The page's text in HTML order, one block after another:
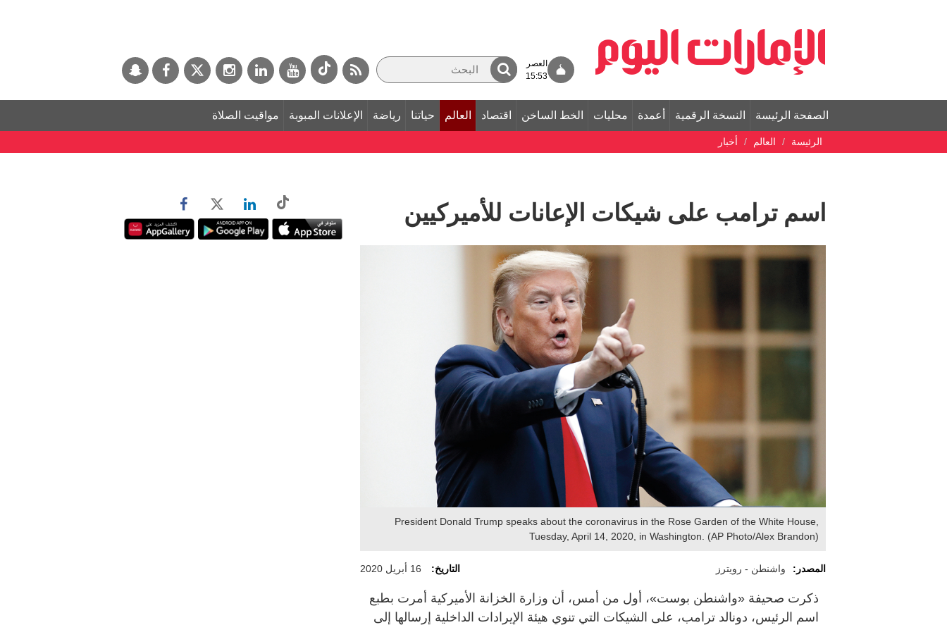
العصر
15:53
الصفحة الرئيسة النسخة الرقمية أعمدة محليات الخط الساخن اقتصاد العالم حياتنا رياضة الإعلانات المبوبة مواقيت الصلاة
الرئيسة العالم أخبار
اسم ترامب على شيكات الإعانات للأميركيين
President Donald Trump speaks about the coronavirus in the Rose Garden of the White House,
Tuesday, April 14, 2020, in Washington. (AP Photo/Alex Brandon)
المصدر: واشنطن - رويترز التاريخ: 16 أبريل 2020
ذكرت صحيفة «واشنطن بوست»، أول من أمس، أن وزارة الخزانة الأميركية أمرت بطبع
اسم الرئيس، دونالد ترامب، على الشيكات التي تنوي هيئة الإيرادات الداخلية إرسالها إلى